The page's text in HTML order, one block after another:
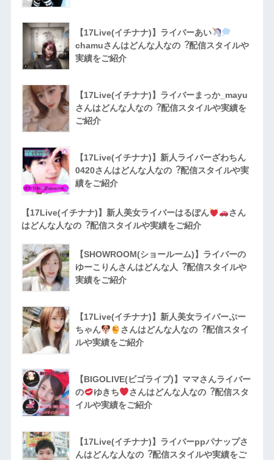
【17Live(イチナナ)】ライバーあい
chamuさんはどんな人なの︖配信スタイルや
実績をご紹介
【17Live(イチナナ)】ライバーまっか_mayu
さんはどんな人なの︖配信スタイルや実績を
ご紹介
【17Live(イチナナ)】新人ライバーざわちん
0420さんはどんな人なの︖配信スタイルや実
績をご紹介
【17Live(イチナナ)】新人美女ライバーはるぽん
さん
はどんな人なの︖配信スタイルや実績をご紹介
【SHOWROOM(ショールーム)】ライバーの
ゆーこりんさんはどんな人︖配信スタイルや
実績をご紹介
【17Live(イチナナ)】新人美女ライバーぷー
ちゃん
さんはどんな人なの︖配信スタイ
ルや実績をご紹介
【BIGOLIVE(ビゴライブ)】ママさんライバー
の
ゆきち
さんはどんな人なの︖配信スタ
イルや実績をご紹介
【17Live(イチナナ)】ライバーppパナップさ
んはどんな人なの︖配信スタイルや実績をご